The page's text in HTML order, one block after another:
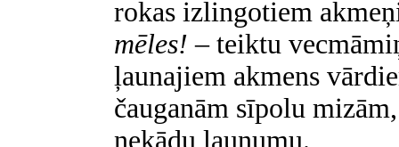
rokas izlingotiem
mēles! – teiktu
ļaunajiem akmens
čauganām sīpolu
nekādu ļaunumu.